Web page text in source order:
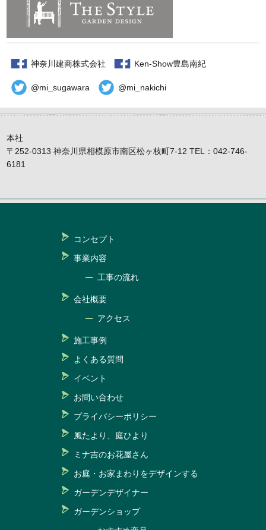
神奈川建商株式会社 Ken-Show豊島南紀
@mi_sugawara @mi_nakichi
本社
〒252-0313 神奈川県相模原市南区松ヶ枝町7-12 TEL：042-746-
6181
コンセプト
事業内容
工事の流れ
会社概要
アクセス
施工事例
よくある質問
イベント
お問い合わせ
プライバシーポリシー
風たより、庭ひより
ミナ吉のお花屋さん
お庭・お家まわりをデザインする
ガーデンデザイナー
ガーデンショップ